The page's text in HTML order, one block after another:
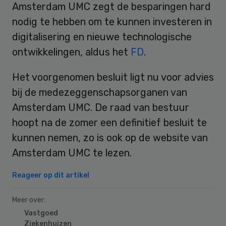
Amsterdam UMC zegt de besparingen hard
nodig te hebben om te kunnen investeren in
digitalisering en nieuwe technologische
ontwikkelingen, aldus het FD.
Het voorgenomen besluit ligt nu voor advies
bij de medezeggenschapsorganen van
Amsterdam UMC. De raad van bestuur
hoopt na de zomer een definitief besluit te
kunnen nemen, zo is ook op de website van
Amsterdam UMC te lezen.
Reageer op dit artikel
Meer over:
Vastgoed
Ziekenhuizen